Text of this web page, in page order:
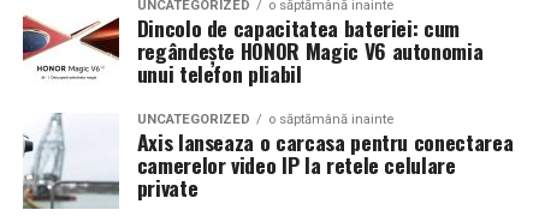
Dacă vrei pompe de cea mai bună calitate, poți intra pe
www.aleroma.ro
Flotorul și protecția la mers în
gol
Lumina rece poate:
accentua imperfecțiunile
reduce senzația de intimitate
UNCATEGORIZED o săptămână inainte
Dincolo de capacitatea bateriei: cum
regândește HONOR Magic V6 autonomia
unui telefon pliabil
UNCATEGORIZED o săptămână inainte
Axis lanseaza o carcasa pentru conectarea
camerelor video IP la retele celulare
private